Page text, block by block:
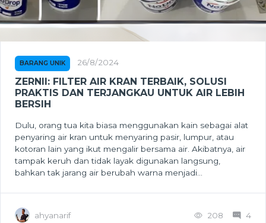
BARANG UNIK 26/8/2024
ZERNII: FILTER AIR KRAN TERBAIK, SOLUSI
PRAKTIS DAN TERJANGKAU UNTUK AIR LEBIH
BERSIH
Dulu, orang tua kita biasa menggunakan kain sebagai alat
penyaring air kran untuk menyaring pasir, lumpur, atau
kotoran lain yang ikut mengalir bersama air. Akibatnya, air
tampak keruh dan tidak layak digunakan langsung,
bahkan tak jarang air berubah warna menjadi...
ahyanarif 208 4